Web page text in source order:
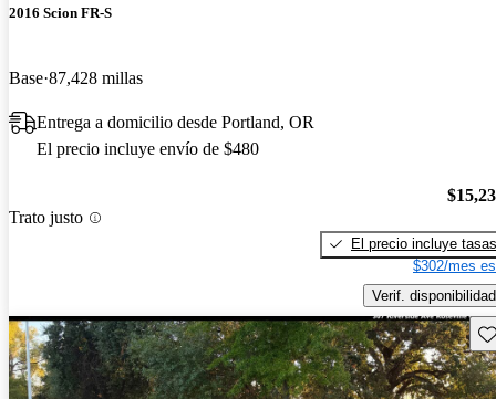
2016 Scion FR-S
Base 87,428 millas
Entrega a domicilio desde Portland, OR
El precio incluye envío de $480
Trato justo
El precio incluye tasas
$302/mes
Verif. disponibilidad